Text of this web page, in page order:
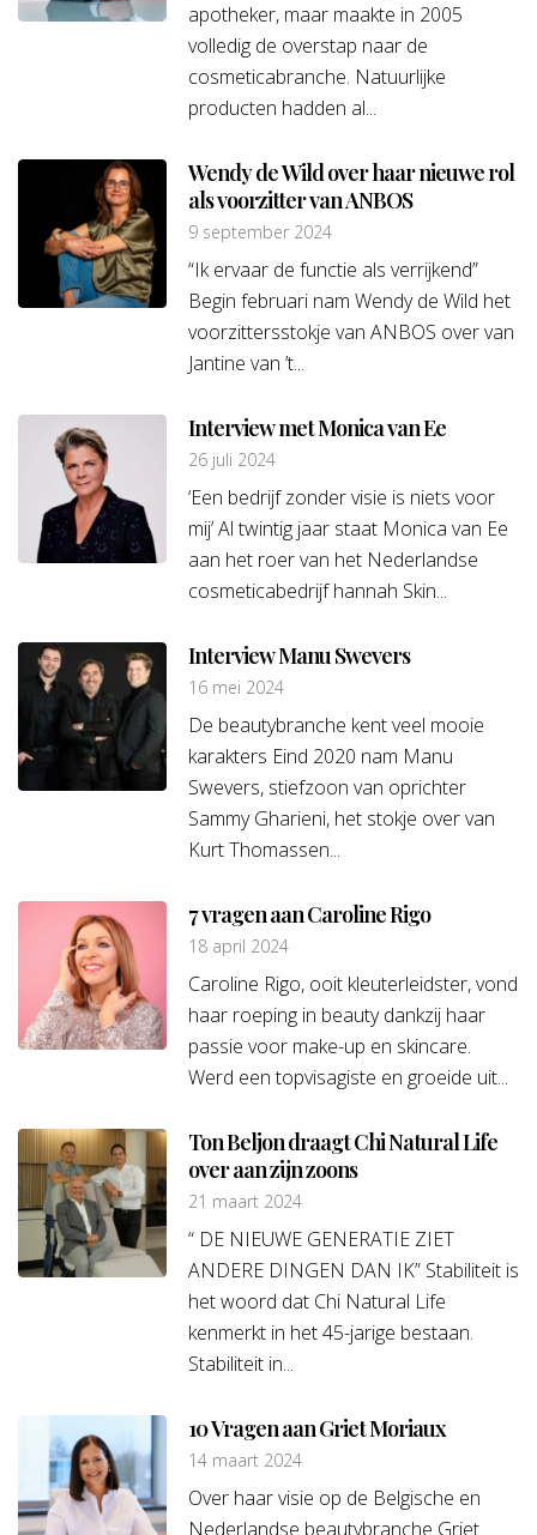
apotheker, maar maakte in 2005
volledig de overstap naar de
cosmeticabranche. Natuurlijke
producten hadden al...
Wendy de Wild over haar nieuwe rol
als voorzitter van ANBOS
9 september 2024
“Ik ervaar de functie als verrijkend”
Begin februari nam Wendy de Wild het
voorzittersstokje van ANBOS over van
Jantine van ’t...
Interview met Monica van Ee
26 juli 2024
‘Een bedrijf zonder visie is niets voor
mij’ Al twintig jaar staat Monica van Ee
aan het roer van het Nederlandse
cosmeticabedrijf hannah Skin...
Interview Manu Swevers
16 mei 2024
De beautybranche kent veel mooie
karakters Eind 2020 nam Manu
Swevers, stiefzoon van oprichter
Sammy Gharieni, het stokje over van
Kurt Thomassen...
7 vragen aan Caroline Rigo
18 april 2024
Caroline Rigo, ooit kleuterleidster, vond
haar roeping in beauty dankzij haar
passie voor make-up en skincare.
Werd een topvisagiste en groeide uit...
Ton Beljon draagt Chi Natural Life
over aan zijn zoons
21 maart 2024
“ DE NIEUWE GENERATIE ZIET
ANDERE DINGEN DAN IK” Stabiliteit is
het woord dat Chi Natural Life
kenmerkt in het 45-jarige bestaan.
Stabiliteit in...
10 Vragen aan Griet Moriaux
14 maart 2024
Over haar visie op de Belgische en
Nederlandse beautybranche Griet